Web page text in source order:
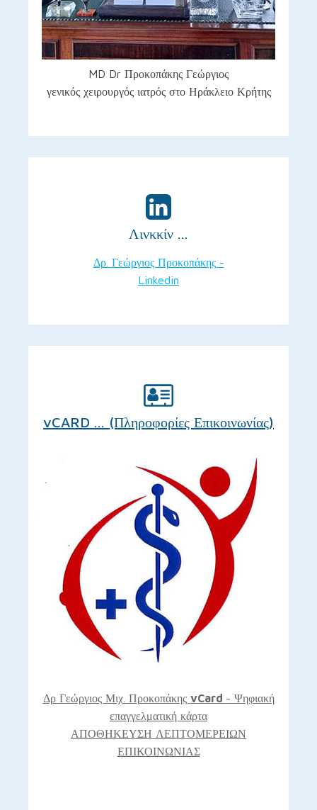
MD Dr Προκοπάκης Γεώργιος
γενικός χειρουργός ιατρός στο Ηράκλειο Κρήτης
Λινκκίν ...
Δρ. Γεώργιος Προκοπάκης -
Linkedin
vCARD ... (Πληροφορίες Επικοινωνίας)
Δρ Γεώργιος Μιχ. Προκοπάκης vCard - Ψηφιακή
επαγγελματική κάρτα
ΑΠΟΘΗΚΕΥΣΗ ΛΕΠΤΟΜΕΡΕΙΩΝ
ΕΠΙΚΟΙΝΩΝΙΑΣ